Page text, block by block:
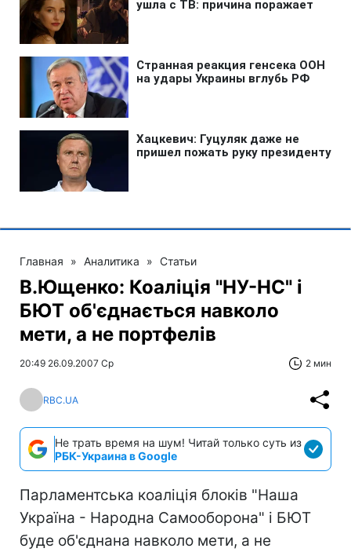
Главная » Аналитика » Статьи
В.Ющенко: Коаліція "НУ-НС" і
БЮТ об'єднається навколо
мети, а не портфелів
20:49 26.09.2007 Ср 2 мин
RBC.UA
Не трать время на шум! Читай только суть из
РБК-Украина в Google
Парламентська коаліція блоків "Наша
Україна - Народна Самооборона" і БЮТ
буде об'єднана навколо мети, а не